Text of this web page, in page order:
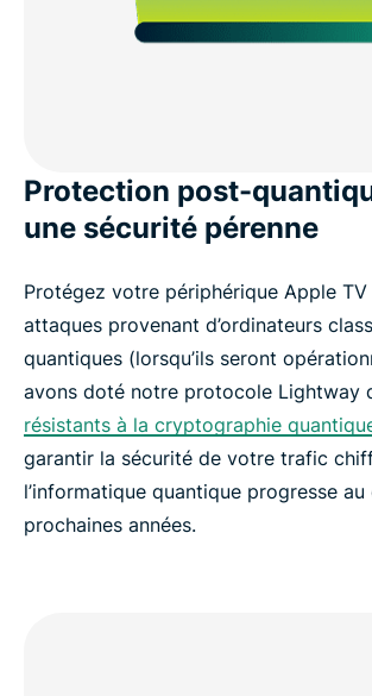
Protection post-
une sécurité pérenne
Protégez votre périphérique Apple
attaques provenant d’ordinateurs
quantiques (lorsqu’ils seront
avons doté notre protocole Lightway
résistants à la cryptographie
garantir la sécurité de votre trafic
l’informatique quantique progresse
prochaines années.